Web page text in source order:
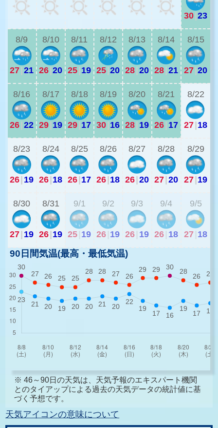
30|23
8/9
27|21
8/10
26|20
8/11
25|19
8/12
25|20
8/13
28|20
8/14
28|21
8/15
27|20
8/16
26|22
8/17
29|19
8/18
29|17
8/19
30|16
8/20
28| 19
8/21
26| 17
8/22
27|18
8/23
26| 19
8/24
26|18
8/25
26|17
8/26
26|18
8/27
26|20
8/28
27|20
8/29
27|19
8/30
27| 19
8/31
26|19
9/1
25 19
9/2
26 19
9/3
26 19
9/4
26 18
9/5
27 18
90日間気温(最高・最低気温)
※ 46～90日の天気は、天気予報のエキスパート機関
とのタイアップによる過去の天気データの統計値に基
づく予想です。
天気アイコンの意味について